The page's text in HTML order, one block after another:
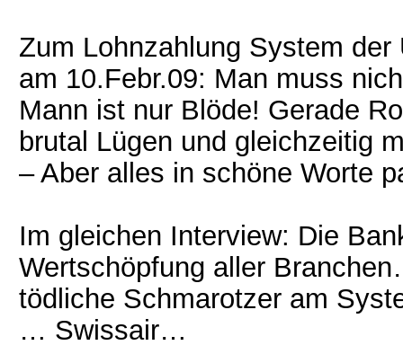
Zum Lohnzahlung System
am 10.Febr.09: Man muss
Mann ist nur Blöde! Gerade
brutal Lügen und gleichzeitig
– Aber alles in schöne Worte
Im gleichen Interview: Die
Wertschöpfung aller
tödliche Schmarotzer am
… Swissair…